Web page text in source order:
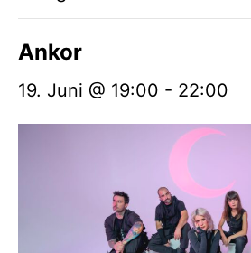
Ankor
19. Juni @ 19:00 - 22:00